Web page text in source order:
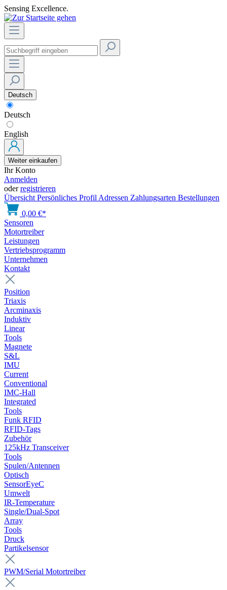
Sensing Excellence.
Deutsch
Deutsch
English
Weiter einkaufen
Ihr Konto
Anmelden
oderregistrieren
Übersicht Persönliches Profil Adressen Zahlungsarten Bestellungen
0,00 €*
Sensoren
Motortreiber
Leistungen
Vertriebsprogramm
Unternehmen
Kontakt
Position
Triaxis
Arcminaxis
Induktiv
Linear
Tools
Magnete
S&L
IMU
Current
Conventional
IMC-Hall
Integrated
Tools
Funk RFID
RFID-Tags
Zubehör
125kHz Transceiver
Tools
Spulen/Antennen
Optisch
SensorEyeC
Umwelt
IR-Temperature
Single/Dual-Spot
Array
Tools
Druck
Partikelsensor
PWM/Serial Motortreiber